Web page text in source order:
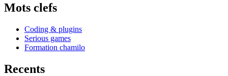
Mots clefs
Coding & plugins
Serious games
Formation chamilo
Recents